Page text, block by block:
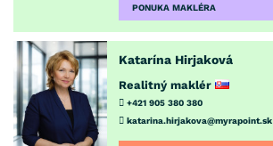
PONUKA MAKLÉRA
Katarína Hirjaková
Realitný maklér
+421 905 380 380
katarina.hirjakova@myrapoint.sk